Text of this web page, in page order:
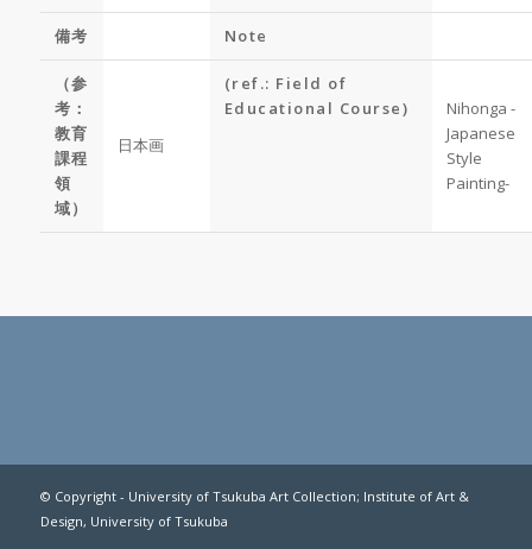
備考 Note
（参
考：
教育
課程
領
域）
日本画
(ref.: Field of
Educational Course)
Nihonga -
Japanese
Style
Painting-
© Copyright - University of Tsukuba Art Collection; Institute of Art &
Design, University of Tsukuba